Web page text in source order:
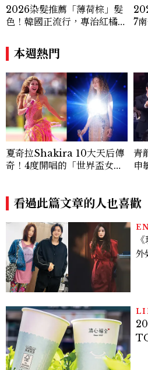
2026染髮推薦「薄荷棕」髮
色！韓國正流行，專治紅橘
7
本週熱門
夏奇拉Shakira 10大天后傳
奇！4度開唱的「世界盃女
青
申
個
看過此篇文章的人也喜歡
外
看